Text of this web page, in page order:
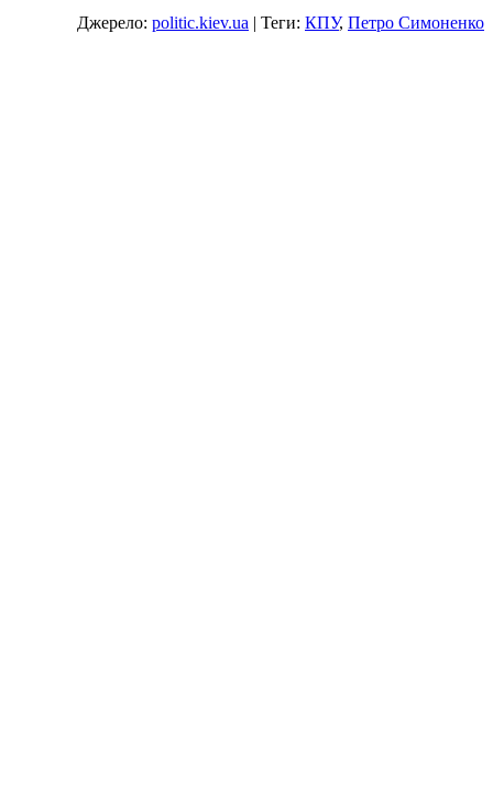
Джерело: politic.kiev.ua | Теги: КПУ, Петро Симоненко